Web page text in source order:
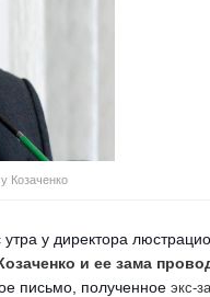
Козаченко
утра у директора
и ее зама
письмо, полученное экс-